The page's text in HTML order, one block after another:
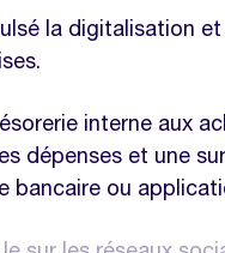
la digitalisation
interne aux
dépenses et une
bancaire ou